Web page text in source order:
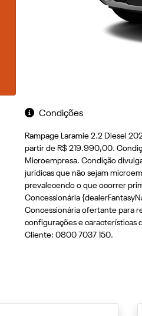
Condições
Rampage Laramie 2.2 Diesel
partir de R$ 219.990,00.
Microempresa. Condição
jurídicas que não sejam
prevalecendo o que ocorrer
Concessionária
Concessionária ofertante para
configurações e características
Cliente: 0800 7037 150.